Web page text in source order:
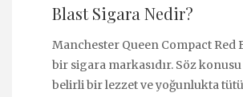
Blast Sigara Nedir?
Manchester Queen Compact Red
bir sigara markasıdır. Söz
belirli bir lezzet ve yoğunlukta